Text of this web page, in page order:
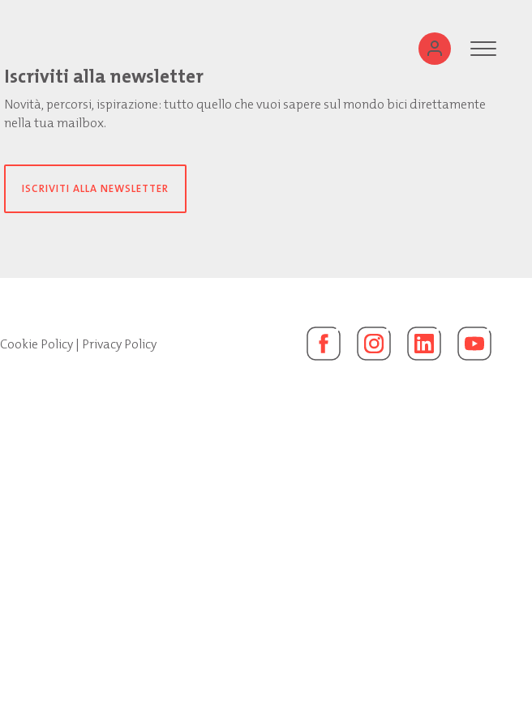
Iscriviti alla newsletter
Novità, percorsi, ispirazione: tutto quello che vuoi sapere sul mondo bici direttamente
nella tua mailbox.
ISCRIVITI ALLA NEWSLETTER
Cookie Policy| Privacy Policy